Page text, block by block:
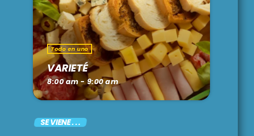
Todo en uno
VARIETÉ
8:00 am - 9:00 am
SE VIENE . . .